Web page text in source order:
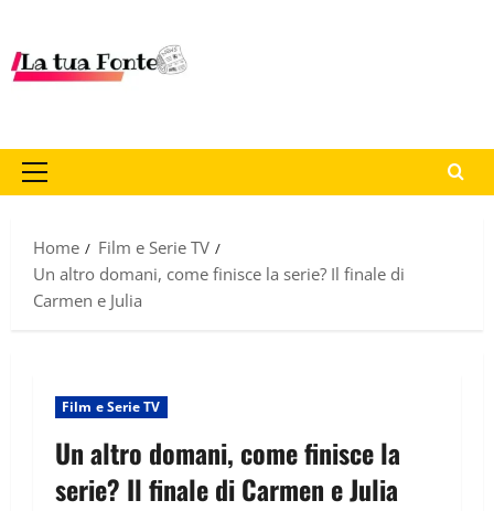
Home
Film e Serie TV
Un altro domani, come finisce la serie? Il finale di
Carmen e Julia
Film e Serie TV
Un altro domani, come finisce la
serie? Il finale di Carmen e Julia